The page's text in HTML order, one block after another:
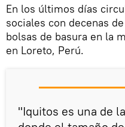
En los últimos días
sociales con decenas
bolsas de basura en la
en Loreto, Perú.
"Iquitos es una de